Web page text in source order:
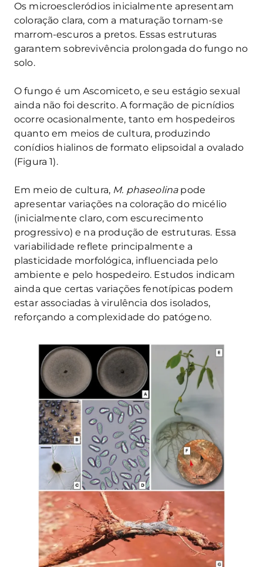
Os microescleródios inicialmente apresentam
coloração clara, com a maturação tornam-se
marrom-escuros a pretos. Essas estruturas
garantem sobrevivência prolongada do fungo no
solo.
O fungo é um Ascomiceto, e seu estágio sexual
ainda não foi descrito. A formação de picnídios
ocorre ocasionalmente, tanto em hospedeiros
quanto em meios de cultura, produzindo
conídios hialinos de formato elipsoidal a ovalado
(Figura 1).
Em meio de cultura, M. phaseolinapode
apresentar variações na coloração do micélio
(inicialmente claro, com escurecimento
progressivo) e na produção de estruturas. Essa
variabilidade reflete principalmente a
plasticidade morfológica, influenciada pelo
ambiente e pelo hospedeiro. Estudos indicam
ainda que certas variações fenotípicas podem
estar associadas à virulência dos isolados,
reforçando a complexidade do patógeno.